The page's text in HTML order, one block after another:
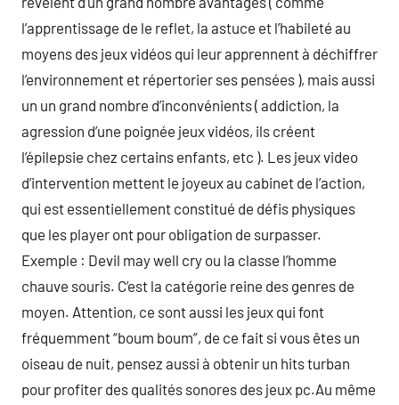
l’apprentissage de le reflet, la astuce et l’habileté au
moyens des jeux vidéos qui leur apprennent à déchiffrer
l’environnement et répertorier ses pensées ), mais aussi
un un grand nombre d’inconvénients ( addiction, la
agression d’une poignée jeux vidéos, ils créent
l’épilepsie chez certains enfants, etc ). Les jeux video
d’intervention mettent le joyeux au cabinet de l’action,
qui est essentiellement constitué de défis physiques
que les player ont pour obligation de surpasser.
Exemple : Devil may well cry ou la classe l’homme
chauve souris. C’est la catégorie reine des genres de
moyen. Attention, ce sont aussi les jeux qui font
fréquemment “boum boum”, de ce fait si vous êtes un
oiseau de nuit, pensez aussi à obtenir un hits turban
pour profiter des qualités sonores des jeux pc.Au même